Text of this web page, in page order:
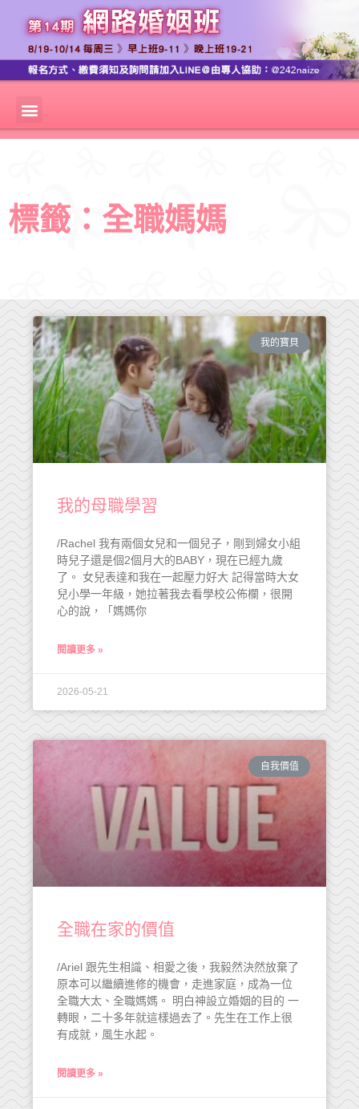
標籤：全職媽媽
我的寶貝
我的母職學習
/Rachel 我有兩個女兒和一個兒子，剛到婦女小組
時兒子還是個2個月大的BABY，現在已經九歲
了。 女兒表達和我在一起壓力好大 記得當時大女
兒小學一年級，她拉著我去看學校公佈欄，很開
心的說，「媽媽你
閱讀更多 »
2026-05-21
自我價值
全職在家的價值
/Ariel 跟先生相識、相愛之後，我毅然決然放棄了
原本可以繼續進修的機會，走進家庭，成為一位
全職大太、全職媽媽。 明白神設立婚姻的目的 一
轉眼，二十多年就這樣過去了。先生在工作上很
有成就，風生水起。
閱讀更多 »